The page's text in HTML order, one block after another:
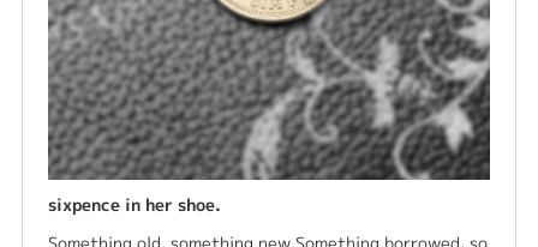
sixpence in her shoe.